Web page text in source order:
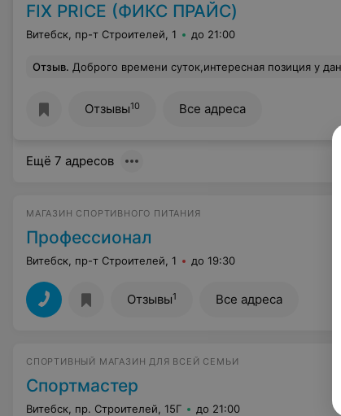
FIX PRICE (ФИКС ПРАЙС)
Витебск, пр-т Строителей, 1 до 21:00
Отзыв. Доброго времени суток,интересная позиция у данного магазина-суббота,выходной день ,а у них на кассе нет фасовочный пакетов!Только небольшого размера с пластиковыми ручками.Хотя стандартные фирменные пакеты висят под кассой,но кассир с каменным лицом закрывает их бедрами и говорит:"Нет,других
Отзывы10 Все адреса
Ещё 7 адресов
МАГАЗИН СПОРТИВНОГО ПИТАНИЯ
Профессионал
Витебск, пр-т Строителей, 1 до 19:30
Отзывы1 Все адреса
СПОРТИВНЫЙ МАГАЗИН ДЛЯ ВСЕЙ СЕМЬИ
Спортмастер
Витебск, пр. Строителей, 15Г до 21:00